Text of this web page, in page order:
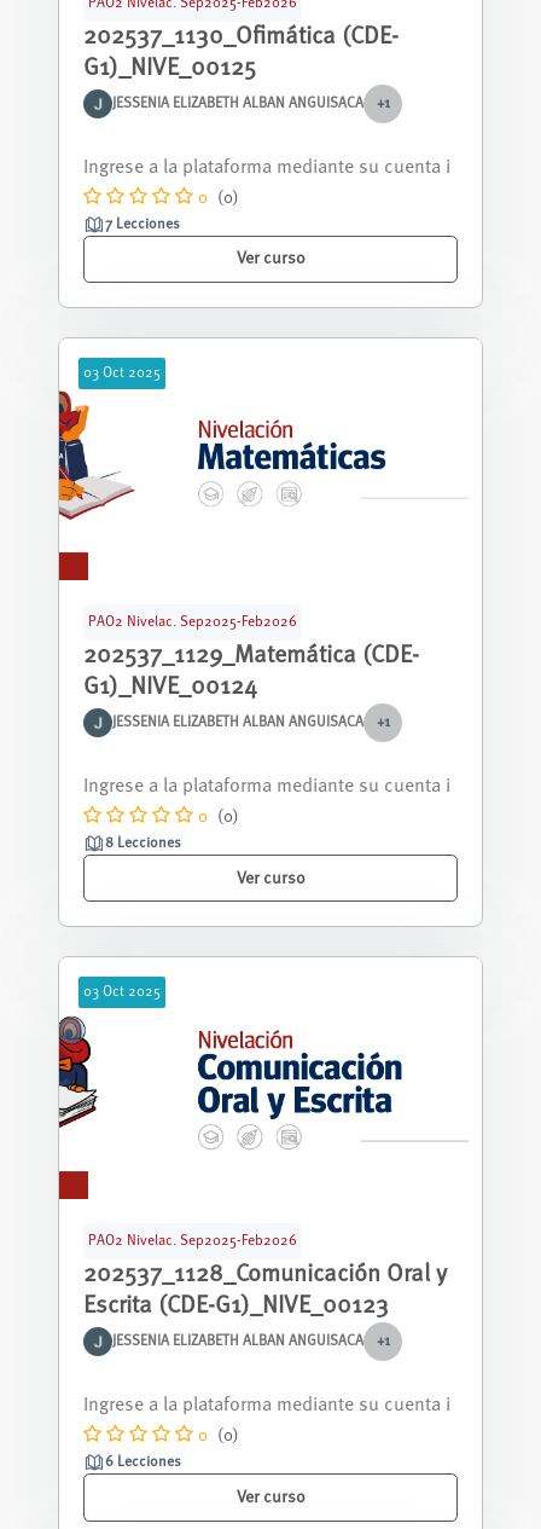
PAO2 Nivelac. Sep2025-Feb2026
202537_1130_Ofimática (CDE-
G1)_NIVE_00125
JESSENIA ELIZABETH ALBAN ANGUISACA +1
septiembre 2025 - febrero 2026.
0 (0)
7 Lecciones
Ver curso
03 Oct 2025
PAO2 Nivelac. Sep2025-Feb2026
202537_1129_Matemática (CDE-
G1)_NIVE_00124
JESSENIA ELIZABETH ALBAN ANGUISACA +1
septiembre 2025 - febrero 2026.
0 (0)
8 Lecciones
Ver curso
03 Oct 2025
PAO2 Nivelac. Sep2025-Feb2026
202537_1128_Comunicación Oral y
Escrita (CDE-G1)_NIVE_00123
JESSENIA ELIZABETH ALBAN ANGUISACA +1
septiembre 2025 - febrero 2026.
0 (0)
6 Lecciones
Ver curso